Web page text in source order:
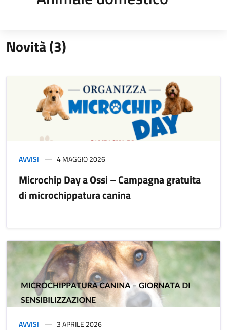
Novità (3)
AVVISI 4 MAGGIO 2026
Microchip Day a Ossi – Campagna gratuita
di microchippatura canina
AVVISI 3 APRILE 2026